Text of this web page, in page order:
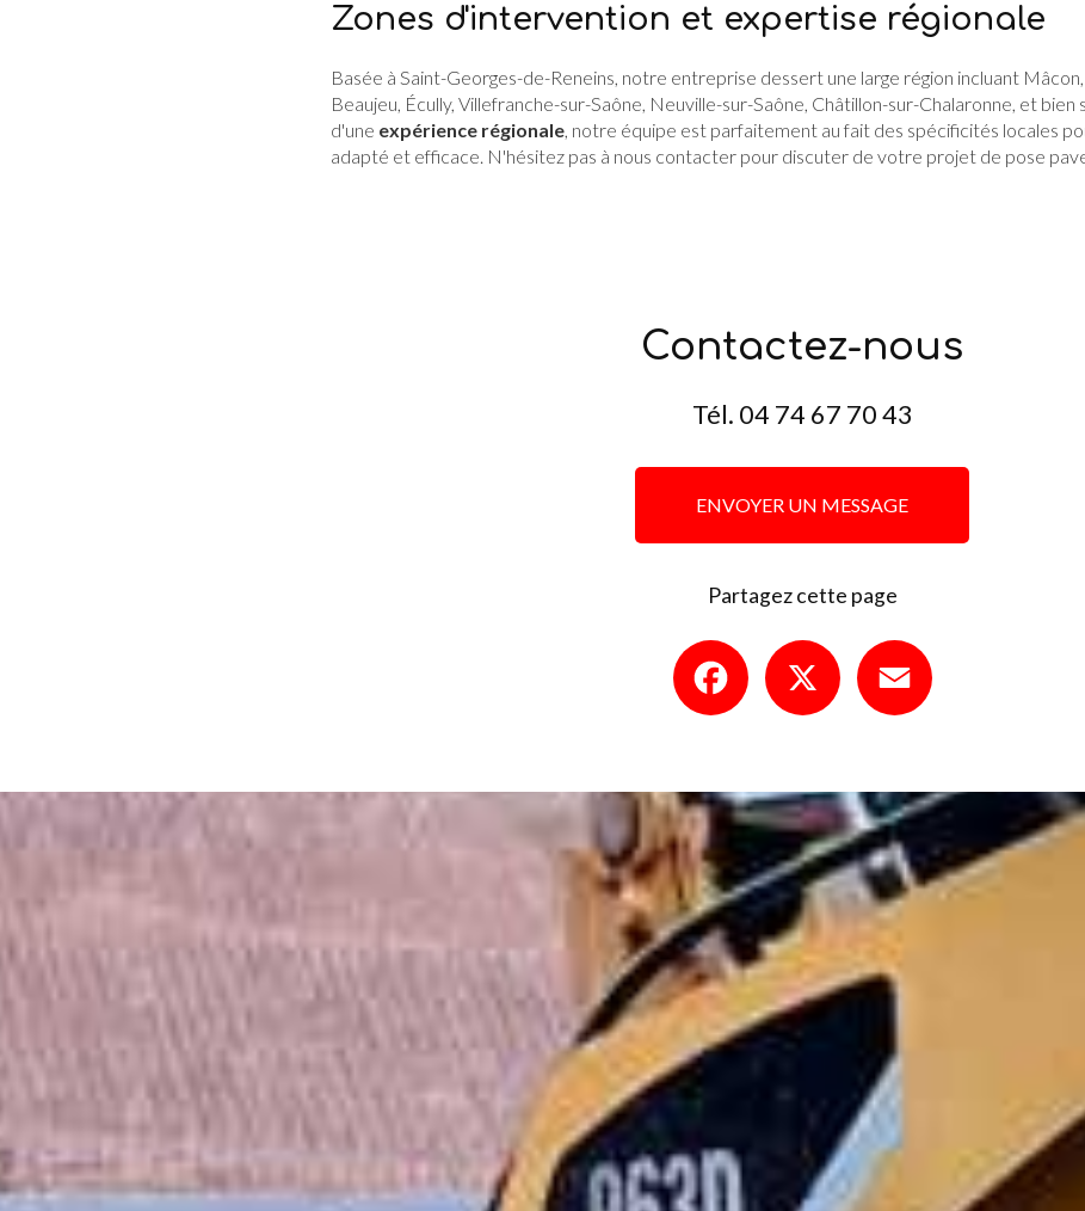
Zones d'intervention et expertise régionale
Basée à Saint-Georges-de-Reneins, notre entreprise dessert une large région incluant
Beaujeu, Écully, Villefranche-sur-Saône, Neuville-sur-Saône, Châtillon-sur-Chalaronne, et bien
d'une expérience régionale, notre équipe est parfaitement au fait des spécificités locales
adapté et efficace. N'hésitez pas à nous contacter pour discuter de votre projet de pose
Contactez-nous
Tél. 04 74 67 70 43
ENVOYER UN MESSAGE
Partagez cette page
Facebook